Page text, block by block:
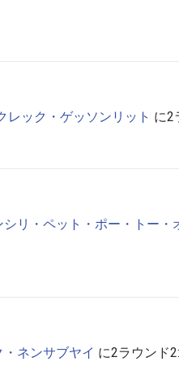
レック・ゲッソンリット に2
シリ・ペット・ポー・トー・
ネンサブヤイ に2ラウンド